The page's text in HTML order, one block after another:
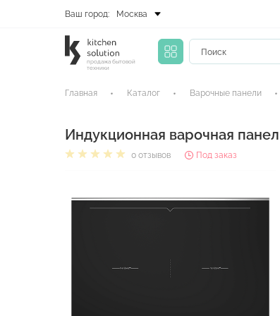
Ваш город: Москва
продажа бытовой
техники
Главная Каталог Варочные панели
Индукционная варочная
0 отзывов Под заказ